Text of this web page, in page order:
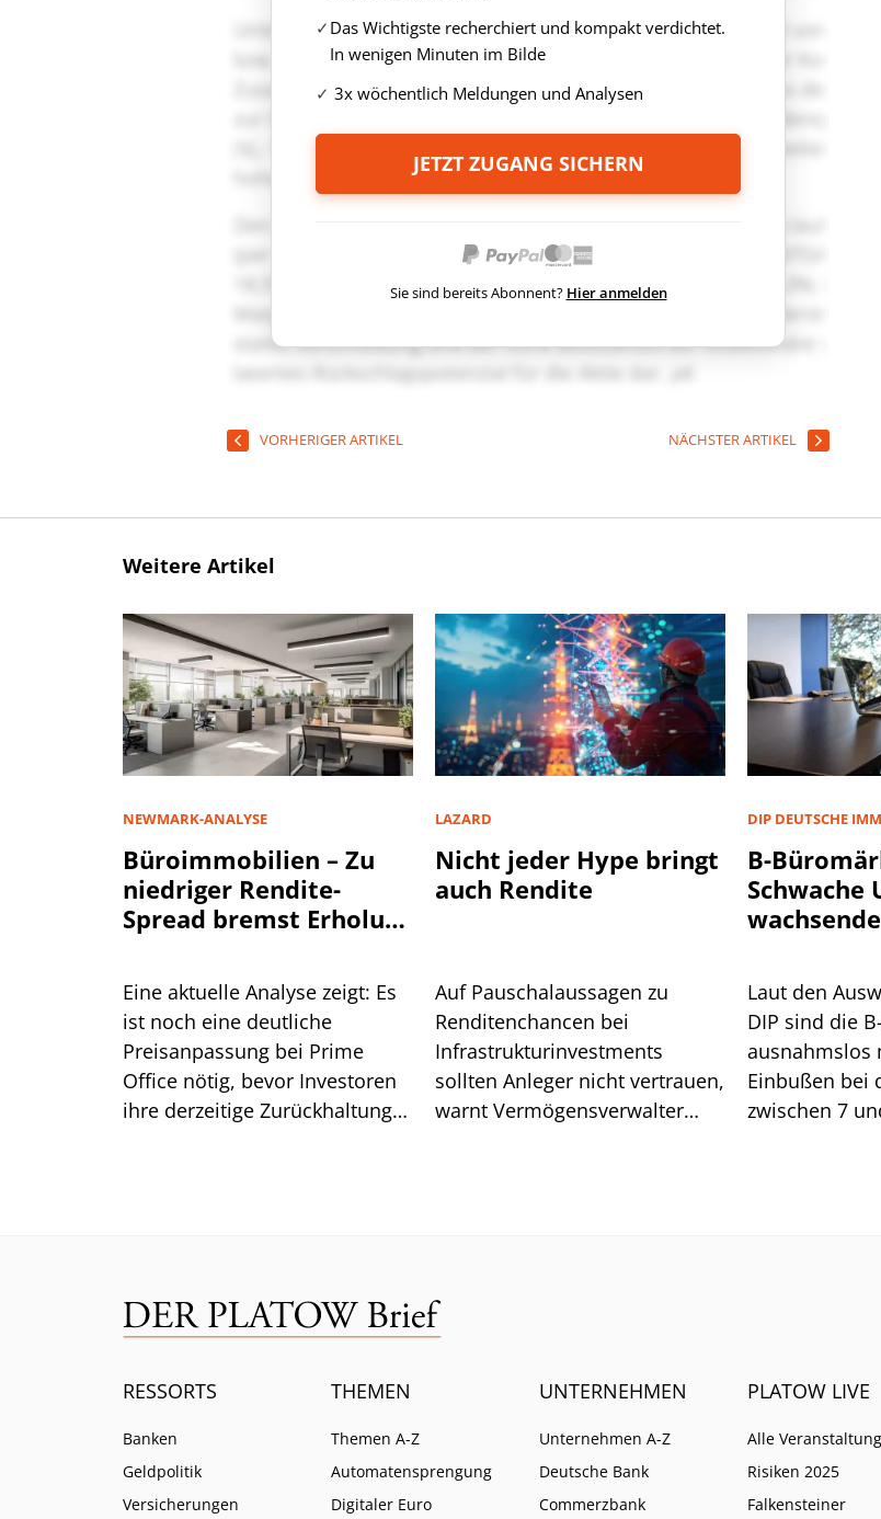
Das Wichtigste recherchiert und kompakt verdichtet.
In wenigen Minuten im Bilde
3x wöchentlich Meldungen und Analysen
JETZT ZUGANG SICHERN
Sie sind bereits Abonnent? Hier anmelden
VORHERIGER ARTIKEL NÄCHSTER ARTIKEL
Weitere Artikel
NEWMARK-ANALYSE
Büroimmobilien – Zu
niedriger Rendite-
Spread bremst Erholung
Eine aktuelle Analyse zeigt: Es
ist noch eine deutliche
Preisanpassung bei Prime
Office nötig, bevor Investoren
ihre derzeitige Zurückhaltung
LAZARD
Nicht jeder Hype bringt
auch Rendite
Auf Pauschalaussagen zu
Renditenchancen bei
Infrastrukturinvestments
sollten Anleger nicht vertrauen,
warnt Vermögensverwalter
DIP DEUTSCHE
B-
Schwache
Laut den
DIP sind die
ausnahmslos
Einbußen bei
zwischen 7
RESSORTS
Banken
Geldpolitik
Versicherungen
THEMEN
Themen A-Z
Automatensprengung
Digitaler Euro
UNTERNEHMEN
Unternehmen A-Z
Deutsche Bank
Commerzbank
PLATOW LIVE
Alle
Risiken 2025
Falkensteiner